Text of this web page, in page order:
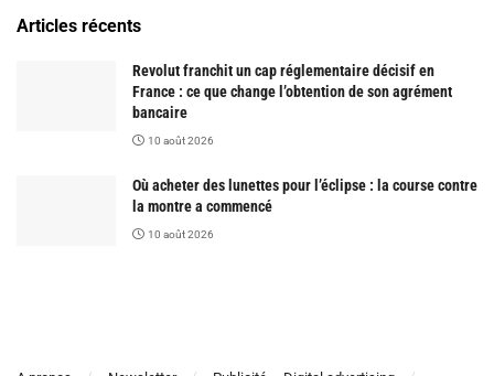
Articles récents
Revolut franchit un cap réglementaire décisif en
France : ce que change l’obtention de son agrément
bancaire
10 août 2026
Où acheter des lunettes pour l’éclipse : la course contre
la montre a commencé
10 août 2026